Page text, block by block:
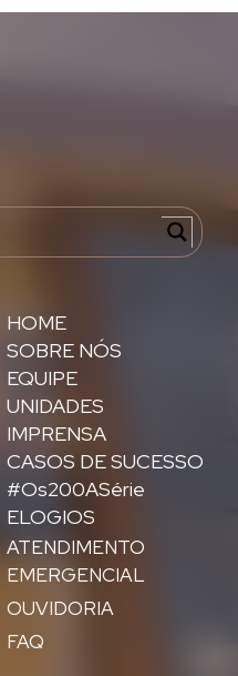
HOME
SOBRE NÓS
EQUIPE
UNIDADES
IMPRENSA
CASOS DE SUCESSO
#Os200ASérie
ELOGIOS
ATENDIMENTO
EMERGENCIAL
OUVIDORIA
FAQ